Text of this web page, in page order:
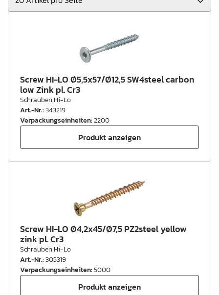
Screw HI-LO Ø5,5x57/Ø12,5 SW4steel carbon
low Zink pl. Cr3
Schrauben Hi-Lo
Art.-Nr.:343219
Verpackungseinheiten:2200
Produkt anzeigen
Screw HI-LO Ø4,2x45/Ø7,5 PZ2steel yellow
zink pl. Cr3
Schrauben Hi-Lo
Art.-Nr.:305319
Verpackungseinheiten:5000
Produkt anzeigen